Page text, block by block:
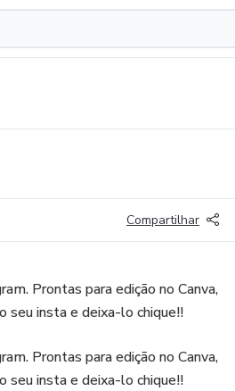
Compartilhar
Prontas para edição no Canva,
seu insta e deixa-lo chique!!
Prontas para edição no Canva,
seu insta e deixa-lo chique!!